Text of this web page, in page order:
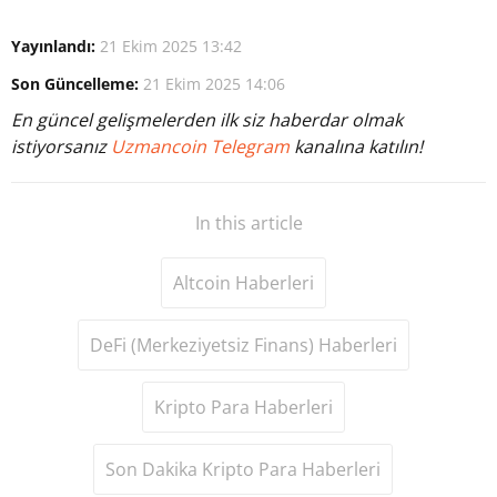
Yayınlandı: 21 Ekim 2025 13:42
Son Güncelleme: 21 Ekim 2025 14:06
En güncel gelişmelerden ilk siz haberdar olmak
istiyorsanız Uzmancoin Telegram kanalına katılın!
In this article
Altcoin Haberleri
DeFi (Merkeziyetsiz Finans) Haberleri
Kripto Para Haberleri
Son Dakika Kripto Para Haberleri